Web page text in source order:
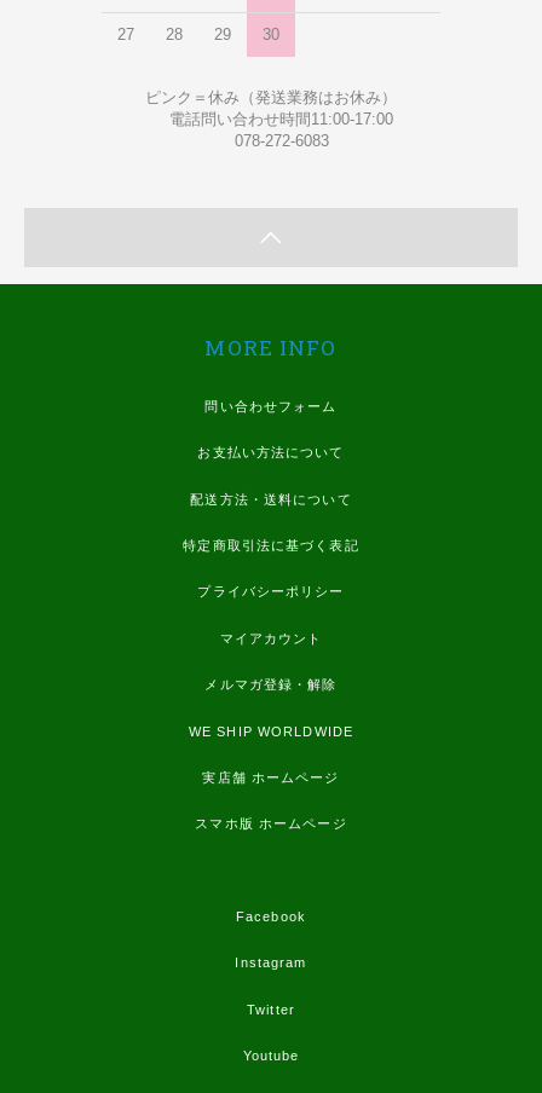
27 28 29 30
ピンク＝休み（発送業務はお休み）
電話問い合わせ時間11:00-17:00
078-272-6083
MORE INFO
問い合わせフォーム
お支払い方法について
配送方法・送料について
特定商取引法に基づく表記
プライバシーポリシー
マイアカウント
メルマガ登録・解除
WE SHIP WORLDWIDE
実店舗 ホームページ
スマホ版 ホームページ
Facebook
Instagram
Twitter
Youtube